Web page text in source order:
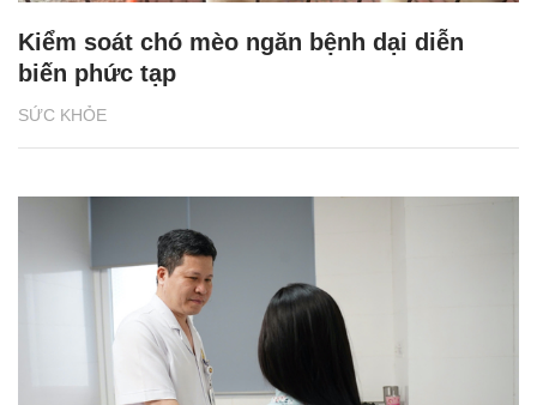
SỨC KHỎE
Kiểm soát chó mèo ngăn bệnh dại diễn
biến phức tạp